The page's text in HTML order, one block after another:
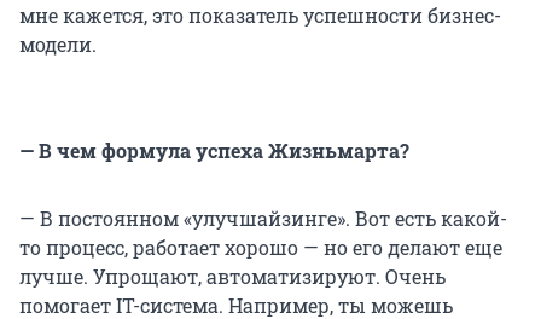
мне кажется, это показатель успешности бизнес-
модели.
— В чем формула успеха Жизньмарта?
— В постоянном «улучшайзинге». Вот есть какой-
то процесс, работает хорошо — но его делают еще
лучше. Упрощают, автоматизируют. Очень
помогает IT-система. Например, ты можешь